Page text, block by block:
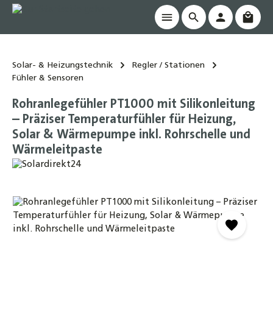
springen
Solar- & Heizungstechnik
Regler / Stationen
Fühler & Sensoren
Rohranlegefühler PT1000 mit Silikonleitung
– Präziser Temperaturfühler für Heizung,
Solar & Wärmepumpe inkl. Rohrschelle und
Wärmeleitpaste
Bildergalerie überspringen